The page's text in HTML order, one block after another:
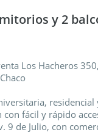
y 2
Los Hacheros
con fácil y rápido
9 de Julio, con